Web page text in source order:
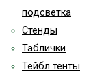
подсветка
Стенды
Таблички
Тейбл тенты